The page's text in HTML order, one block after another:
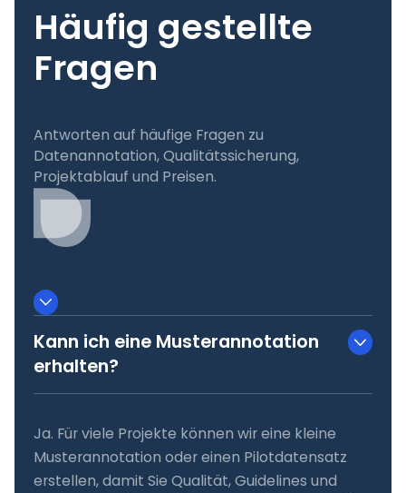
Häufig gestellte
Fragen
Antworten auf häufige Fragen zu
Datenannotation, Qualitätssicherung,
Projektablauf und Preisen.
Kann ich eine Musterannotation
erhalten?
Ja. Für viele Projekte können wir eine kleine
Musterannotation oder einen Pilotdatensatz
erstellen, damit Sie Qualität, Guidelines und